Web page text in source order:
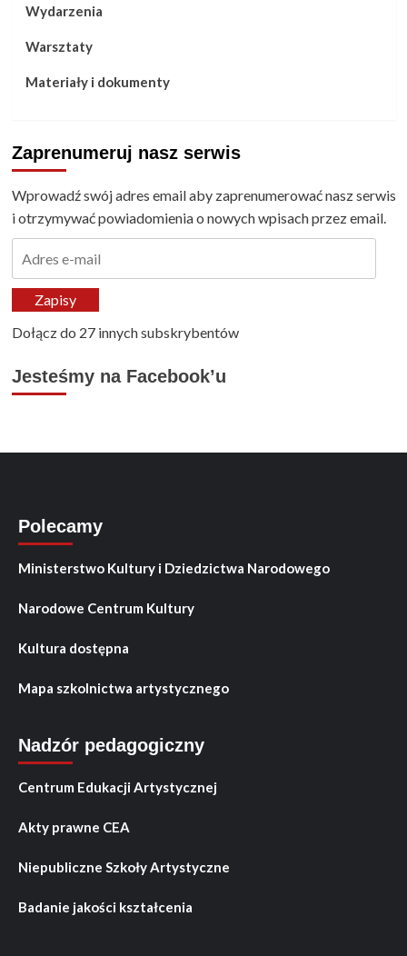
Wydarzenia
Warsztaty
Materiały i dokumenty
Zaprenumeruj nasz serwis
Wprowadź swój adres email aby zaprenumerować nasz serwis
i otrzymywać powiadomienia o nowych wpisach przez email.
mailZapisy
Dołącz do 27 innych subskrybentów
Jesteśmy na Facebook’u
Polecamy
Ministerstwo Kultury i Dziedzictwa Narodowego
Narodowe Centrum Kultury
Kultura dostępna
Mapa szkolnictwa artystycznego
Nadzór pedagogiczny
Centrum Edukacji Artystycznej
Akty prawne CEA
Niepubliczne Szkoły Artystyczne
Badanie jakości kształcenia